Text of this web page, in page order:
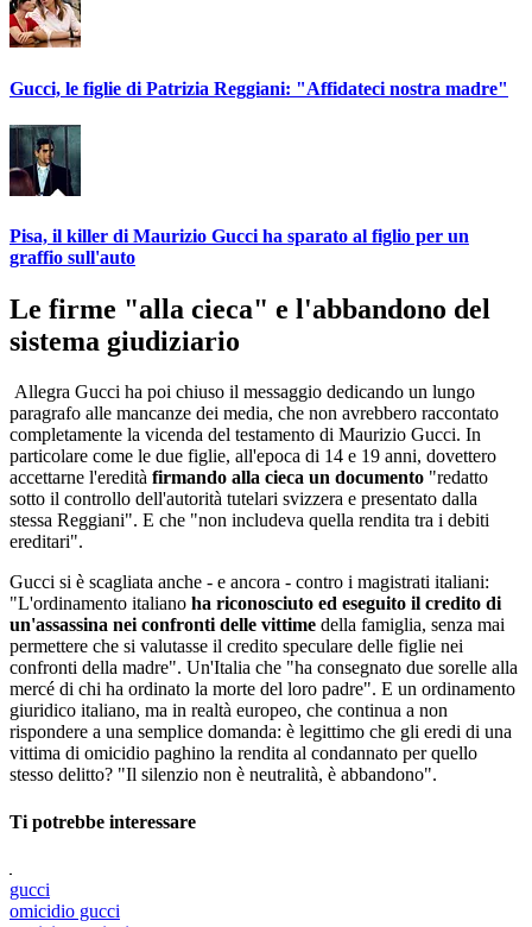
Gucci, le figlie di Patrizia Reggiani: "Affidateci nostra madre"
Pisa, il killer di Maurizio Gucci ha sparato al figlio per un
graffio sull'auto
Le firme "alla cieca" e l'abbandono del
sistema giudiziario
Allegra Gucci ha poi chiuso il messaggio dedicando un lungo
paragrafo alle mancanze dei media, che non avrebbero raccontato
completamente la vicenda del testamento di Maurizio Gucci. In
particolare come le due figlie, all'epoca di 14 e 19 anni, dovettero
accettarne l'eredità firmando alla cieca un documento "redatto
sotto il controllo dell'autorità tutelari svizzera e presentato dalla
stessa Reggiani". E che "non includeva quella rendita tra i debiti
ereditari".
Gucci si è scagliata anche - e ancora - contro i magistrati italiani:
"L'ordinamento italiano ha riconosciuto ed eseguito il credito di
un'assassina nei confronti delle vittime della famiglia, senza mai
permettere che si valutasse il credito speculare delle figlie nei
confronti della madre". Un'Italia che "ha consegnato due sorelle alla
mercé di chi ha ordinato la morte del loro padre". E un ordinamento
giuridico italiano, ma in realtà europeo, che continua a non
rispondere a una semplice domanda: è legittimo che gli eredi di una
vittima di omicidio paghino la rendita al condannato per quello
stesso delitto? "Il silenzio non è neutralità, è abbandono".
Ti potrebbe interessare
gucci
omicidio gucci